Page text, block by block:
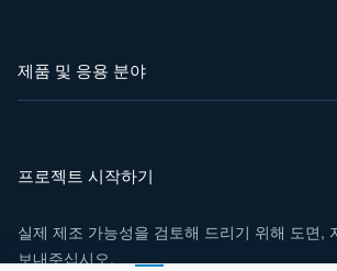
제품 및 응용 분야
프로젝트 시작하기
실제 제조 가능성을 검토해 드리기 위해 도면,
보내주십시오.